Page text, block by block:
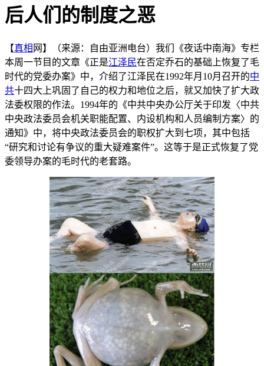
后人们的制度之恶
【真相 网】（来源：自由亚洲电台）我们《夜话中南海》专栏
本周一节目的文章《正是江泽民在否定乔石的基础上恢复了毛
时代的党委办案》中，介绍了江泽民在1992年月10月召开的中
共十四大上巩固了自己的权力和地位之后，就又加快了扩大政
法委权限的作法。1994年的《中共中央办公厅关于印发〈中共
中央政法委员会机关职能配置、内设机构和人员编制方案〉的
通知》中，将中央政法委员会的职权扩大到七项，其中包括
“研究和讨论有争议的重大疑难案件”。这等于是正式恢复了党
委领导办案的毛时代的老套路。